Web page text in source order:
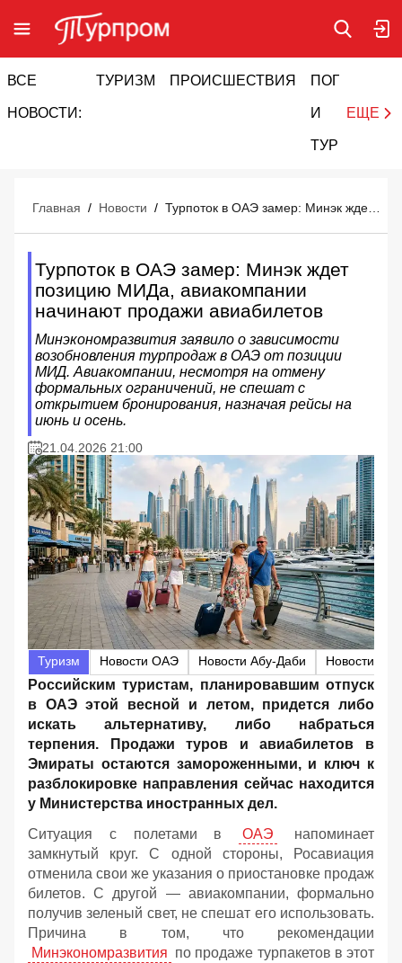
ВСЕ
НОВОСТИ:
ТУРИЗМ ПРОИСШЕСТВИЯ ПОГОДА
И
ТУРИЗМ
ЕЩЕ
Главная / Новости /
Турпоток в ОАЭ замер: Минэк ждет
позицию МИДа, авиакомпании
начинают продажи авиабилетов
Минэкономразвития заявило о зависимости
возобновления турпродаж в ОАЭ от позиции
МИД. Авиакомпании, несмотря на отмену
формальных ограничений, не спешат с
открытием бронирования, назначая рейсы на
июнь и осень.
21.04.2026 21:00
Туризм Новости ОАЭ Новости Абу-Даби Новости
Российским туристам, планировавшим отпуск
в ОАЭ этой весной и летом, придется либо
искать альтернативу, либо набраться
терпения. Продажи туров и авиабилетов в
Эмираты остаются замороженными, и ключ к
разблокировке направления сейчас находится
у Министерства иностранных дел.
Ситуация с полетами в
ОАЭ
напоминает
замкнутый круг. С одной стороны, Росавиация
отменила свои же указания о приостановке продаж
билетов. С другой — авиакомпании, формально
получив зеленый свет, не спешат его использовать.
Причина в том, что рекомендации
Минэкономразвития по продаже турпакетов в этот